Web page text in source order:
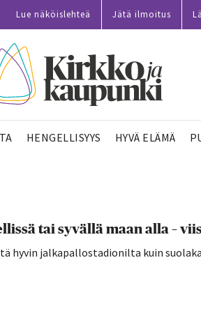
Lue näköislehteä Jätä ilmoitus
HENGELLISYYS HYVÄ ELÄMÄ
tai syvällä maan alla –
hyvin jalkapallostadionilta kuin